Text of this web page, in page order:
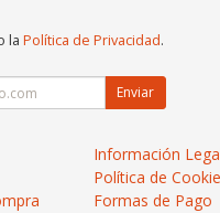
la Política de Privacidad.
Enviar
Información
Política de
Formas de Pago